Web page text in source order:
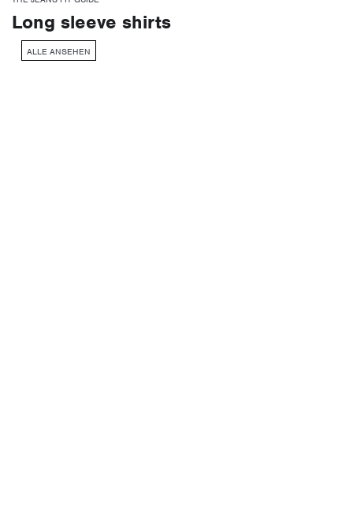
Long sleeve shirts
ALLE ANSEHEN